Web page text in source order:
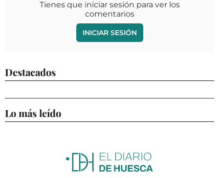
Tienes que iniciar sesión para ver los
comentarios
INICIAR SESIÓN
Destacados
Lo más leído